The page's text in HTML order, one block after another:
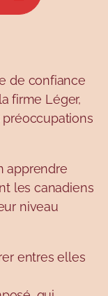
de confiance
firme Léger,
apprendre
les canadiens
niveau
entres elles